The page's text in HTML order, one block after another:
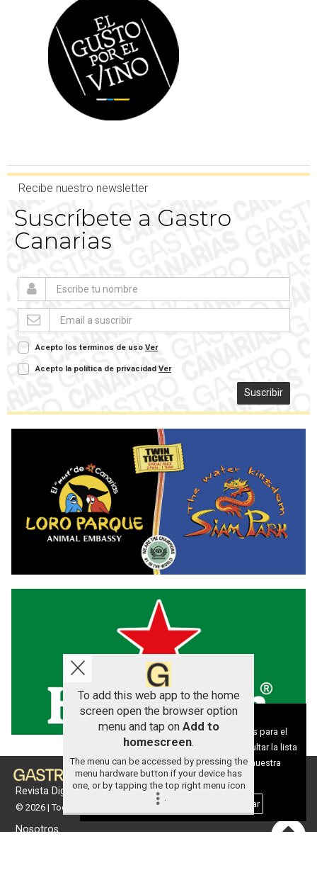
Recibe nuestro newsletter
Suscríbete a Gastro
Canarias
Acepto los terminos de uso Ver
Acepto la política de privacidad Ver
Suscribir
Revista Digital de gastronomía
© 2026 | Todos los derechos reservados
Nosotros
To add this web app to the home
screen open the browser option
menu and tap on Add to
homescreen.
The menu can be accessed by pressing the
menu hardware button if your device has
one, or by tapping the top right menu icon
.
Aviso sobre el Uso de cookies:
Utilizamos cookies nuestras y de terceros para el
funcionamiento del digital. Puedes consultar la lista
de cookies y como desconectarlas. Ver nuestra
Política de Privacidad y Cookies
Aceptar Cookies Personalizar